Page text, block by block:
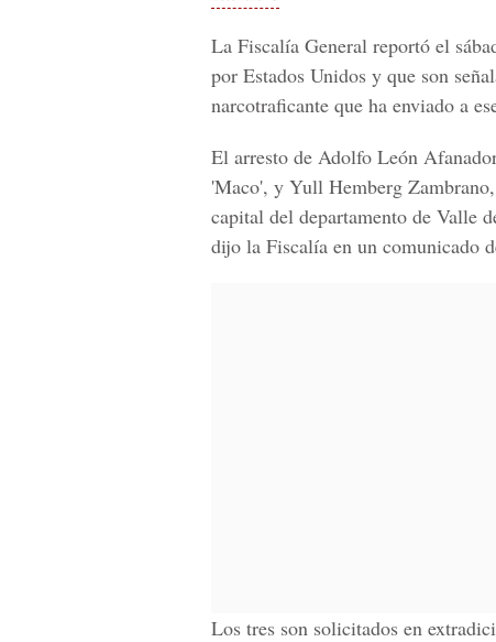
La Fiscalía General reportó el
por Estados Unidos y que son
narcotraficante que ha enviado a
El arresto de Adolfo León
'Maco', y Yull Hemberg
capital del departamento de Valle
dijo la Fiscalía en un comunicado
Los tres son solicitados en